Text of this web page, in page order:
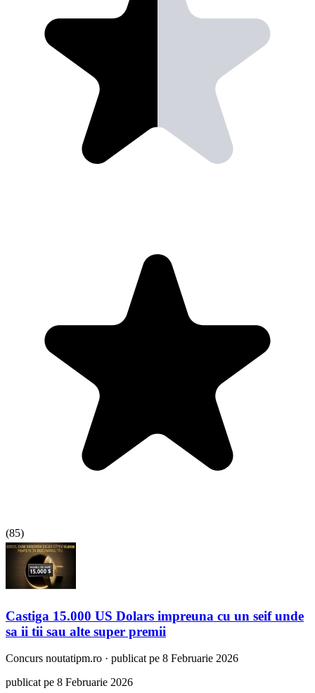
(85)
Castiga 15.000 US Dolars impreuna cu un seif unde
sa ii tii sau alte super premii
Concurs noutatipm.ro · publicat pe 8 Februarie 2026
publicat pe 8 Februarie 2026